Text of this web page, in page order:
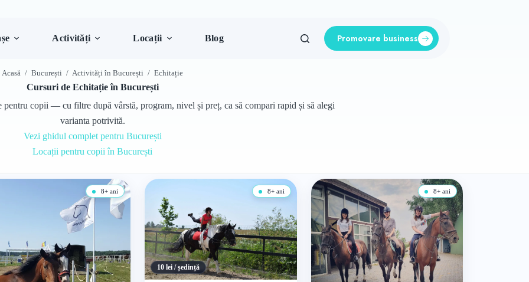
Activități Locații Blog Promovare business
Acasă / București / Activități în București / Echitație
Cursuri de Echitație în București
copii — cu filtre după vârstă, program, nivel și preț, ca să compari rapid și să alegi
varianta potrivită.
Vezi ghidul complet pentru București
Locații pentru copii în București
8+ ani 8+ ani
10 lei / ședință
8+ ani